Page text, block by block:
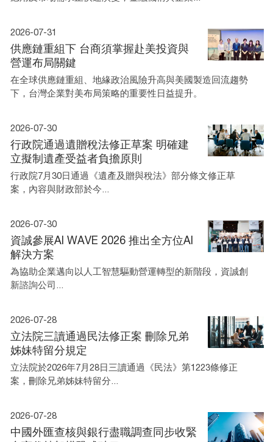
2026-07-31
供應鏈重組下 台商須掌握赴美投資與
營運布局關鍵
在全球供應鏈重組、地緣政治風險升高與美國製造回流趨勢
下，台灣企業對美布局策略的重要性日益提升。
2026-07-30
行政院通過遺贈稅法修正草案 明確建
立擬制遺產受益者負擔原則
行政院7月30日通過《遺產及贈與稅法》部分條文修正草
案，內容與財政部於今...
2026-07-30
資誠參展AI WAVE 2026 推出全方位AI
解決方案
為協助企業邁向以人工智慧驅動營運轉型的新階段，資誠創
新諮詢公司...
2026-07-28
立法院三讀通過民法修正案 刪除兄弟
姊妹特留分規定
立法院於2026年7月28日三讀通過《民法》第1223條修正
案，刪除兄弟姊妹特留分...
2026-07-28
中國外匯查核與銀行盡職調查同步收緊